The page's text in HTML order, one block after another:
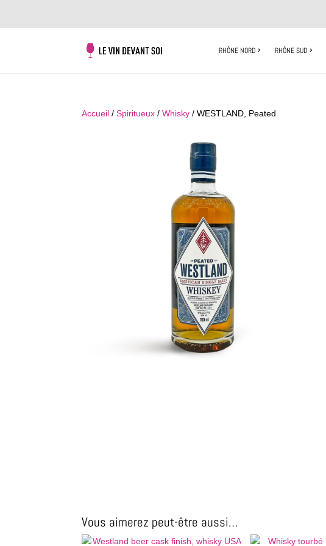
RHÔNE NORD RHÔNE SUD
Accueil /Spiritueux /Whisky / WESTLAND, Peated
Vous aimerez peut-être aussi…